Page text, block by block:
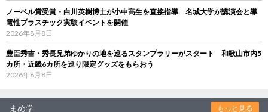
ノーベル賞受賞・白川英樹博士が小中高生を直接指導 名城大学が講演会と導
電性プラスチック実験イベントを開催
2026年8月8日
豊臣秀吉・秀長兄弟ゆかりの地を巡るスタンプラリーがスタート 和歌山市内5
カ所・近畿6カ所を巡り限定グッズをもらおう
2026年8月8日
まめ学 もっと見る